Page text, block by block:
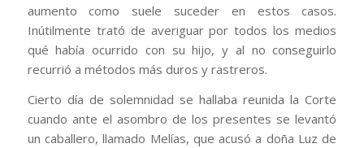
aumento como suele suceder en estos casos.
Inútilmente trató de averiguar por todos los medios
qué había ocurrido con su hijo, y al no conseguirlo
recurrió a métodos más duros y rastreros.
Cierto día de solemnidad se hallaba reunida la Corte
cuando ante el asombro de los presentes se levantó
un caballero, llamado Melías, que acusó a doña Luz de